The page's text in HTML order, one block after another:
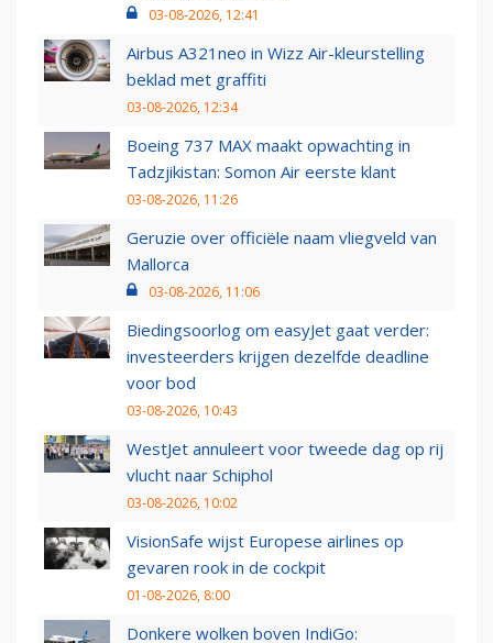
03-08-2026, 12:41
Airbus A321neo in Wizz Air-kleurstelling
beklad met graffiti
03-08-2026, 12:34
Boeing 737 MAX maakt opwachting in
Tadzjikistan: Somon Air eerste klant
03-08-2026, 11:26
Geruzie over officiële naam vliegveld van
Mallorca
03-08-2026, 11:06
Biedingsoorlog om easyJet gaat verder:
investeerders krijgen dezelfde deadline
voor bod
03-08-2026, 10:43
WestJet annuleert voor tweede dag op rij
vlucht naar Schiphol
03-08-2026, 10:02
VisionSafe wijst Europese airlines op
gevaren rook in de cockpit
01-08-2026, 8:00
Donkere wolken boven IndiGo: